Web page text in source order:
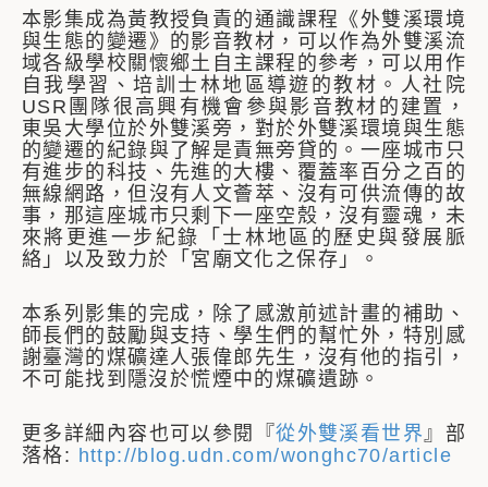
本影集成為黃教授負責的通識課程《外雙溪環境
與生態的變遷》的影音教材，可以作為外雙溪流
域各級學校關懷鄉土自主課程的參考，可以用作
自我學習、培訓士林地區導遊的教材。人社院
USR團隊很高興有機會參與影音教材的建置，
東吳大學位於外雙溪旁，對於外雙溪環境與生態
的變遷的紀錄與了解是責無旁貸的。一座城市只
有進步的科技、先進的大樓、覆蓋率百分之百的
無線網路，但沒有人文薈萃、沒有可供流傳的故
事，那這座城市只剩下一座空殼，沒有靈魂，未
來將更進一步紀錄「士林地區的歷史與發展脈
絡」以及致力於「宮廟文化之保存」。
本系列影集的完成，除了感激前述計畫的補助、
師長們的鼓勵與支持、學生們的幫忙外，特別感
謝臺灣的煤礦達人張偉郎先生，沒有他的指引，
不可能找到隱沒於慌煙中的煤礦遺跡。
更多詳細內容也可以參閱『從外雙溪看世界』部
落格: http://blog.udn.com/wonghc70/article